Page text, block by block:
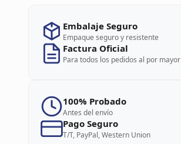
Embalaje Seguro
Empaque seguro y resistente
Factura Oficial
Para todos los pedidos al por mayor
100% Probado
Antes del envío
Pago Seguro
T/T, PayPal, Western Union